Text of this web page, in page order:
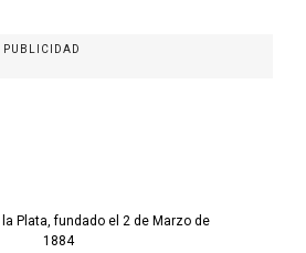
PUBLICIDAD
la Plata, fundado el 2 de Marzo de
1884